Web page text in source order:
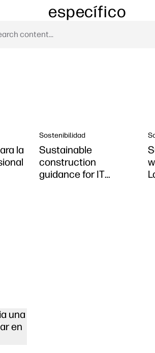
específico
la
Sostenibilidad
Sustainable
construction
guidance for IT
una
en